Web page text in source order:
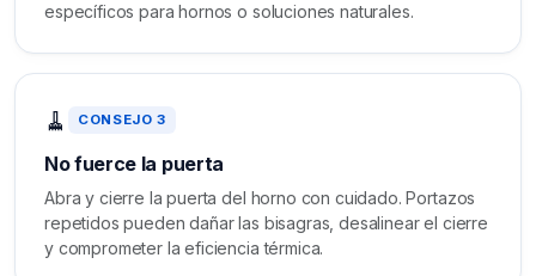
específicos para hornos o soluciones naturales.
🧹 CONSEJO 3
No fuerce la puerta
Abra y cierre la puerta del horno con cuidado. Portazos
repetidos pueden dañar las bisagras, desalinear el cierre
y comprometer la eficiencia térmica.